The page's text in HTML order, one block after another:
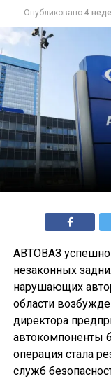
Опубликовано 4
АВТОВАЗ успешно
незаконных
нарушающих
области
директора
автокомпоненты
операция стала
служб